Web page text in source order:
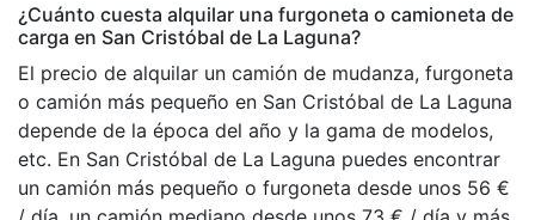
¿Cuánto cuesta alquilar una furgoneta o camioneta de
carga en San Cristóbal de La Laguna?
El precio de alquilar un camión de mudanza, furgoneta
o camión más pequeño en San Cristóbal de La Laguna
depende de la época del año y la gama de modelos,
etc. En San Cristóbal de La Laguna puedes encontrar
un camión más pequeño o furgoneta desde unos 56 €